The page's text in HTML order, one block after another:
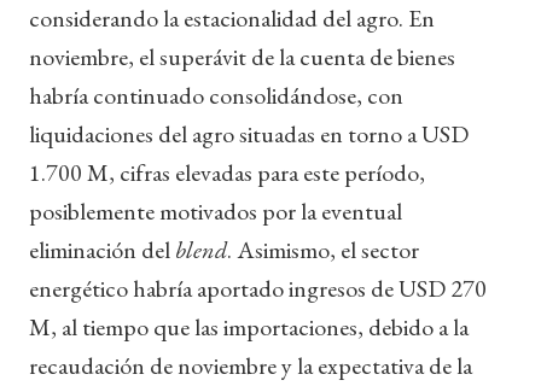
considerando la estacionalidad del agro. En
noviembre, el superávit de la cuenta de bienes
habría continuado consolidándose, con
liquidaciones del agro situadas en torno a USD
1.700 M, cifras elevadas para este período,
posiblemente motivados por la eventual
eliminación delblend. Asimismo, el sector
energético habría aportado ingresos de USD 270
M, al tiempo que las importaciones, debido a la
recaudación de noviembre y la expectativa de la